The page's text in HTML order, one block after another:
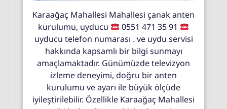
Karaağaç Mahallesi Mahallesi çanak anten
kurulumu, uyducu
0551 471 35 91
uyducu telefon numarası . ve uydu servisi
hakkında kapsamlı bir bilgi sunmayı
amaçlamaktadır. Günümüzde televizyon
izleme deneyimi, doğru bir anten
kurulumu ve ayarı ile büyük ölçüde
iyileştirilebilir. Özellikle Karaağaç Mahallesi